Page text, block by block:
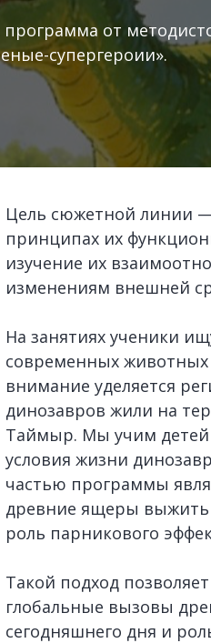
программа от
супергероии».
Цель сюжетной линии —
принципах их
изучение их
изменениям внешней
На занятиях ученики
современных животных
внимание уделяется
динозавров жили на
Таймыр. Мы учим детей
условия жизни
частью программы
древние ящеры выжить
роль парникового
Такой подход
глобальные вызовы
сегодняшнего дня и